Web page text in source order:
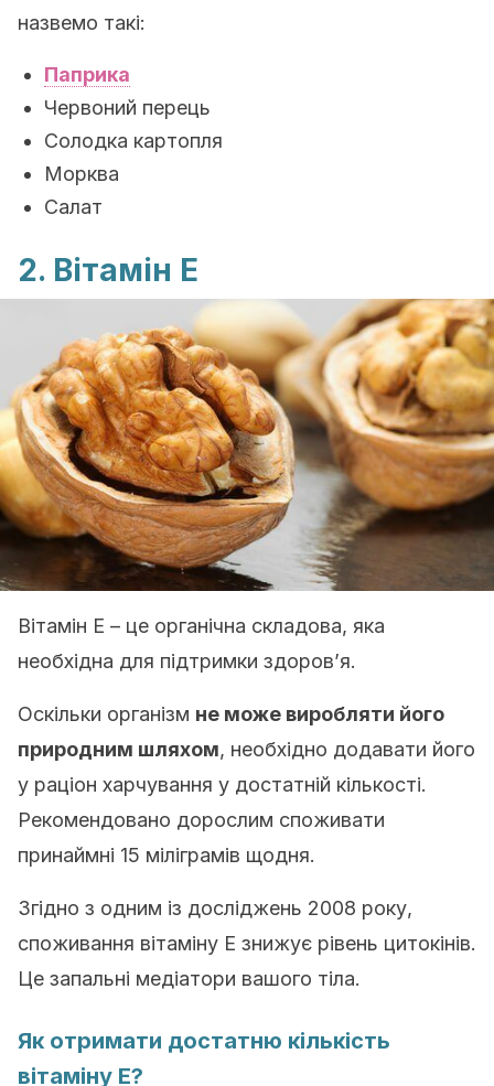
назвемо такі:
Паприка
Червоний перець
Солодка картопля
Морква
Салат
2. Вітамін E
Вітамін E – це органічна складова, яка
необхідна для підтримки здоров’я.
Оскільки організм не може виробляти його
природним шляхом, необхідно додавати його
у раціон харчування у достатній кількості.
Рекомендовано дорослим споживати
принаймні 15 міліграмів щодня.
Згідно з одним із досліджень 2008 року,
споживання вітаміну Е знижує рівень цитокінів.
Це запальні медіатори вашого тіла.
Як отримати достатню кількість
вітаміну E?